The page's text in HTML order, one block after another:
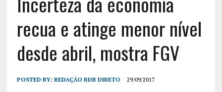
recua e atinge menor nível
desde abril, mostra FGV
POSTED BY: REDAÇÃO RDB DIRETO 29/09/2017